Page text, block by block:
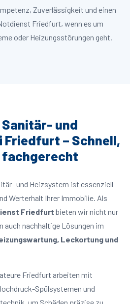
Zuverlässigkeit und einen
Friedfurt, wenn es um
oder Heizungsstörungen geht.
und
Friedfurt – Schnell,
fachgerecht
und Heizsystem ist essenziell
Werterhalt Ihrer Immobilie. Als
Friedfurt bieten wir nicht nur
auch nachhaltige Lösungen im
Leckortung und
Friedfurt arbeiten mit
Spülsystemen und